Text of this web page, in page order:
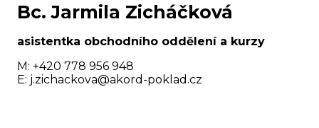
Bc. Jarmila Zicháčková
asistentka obchodního oddělení a kurzy
M: +420 778 956 948
E: j.zichackova@akord-poklad.cz